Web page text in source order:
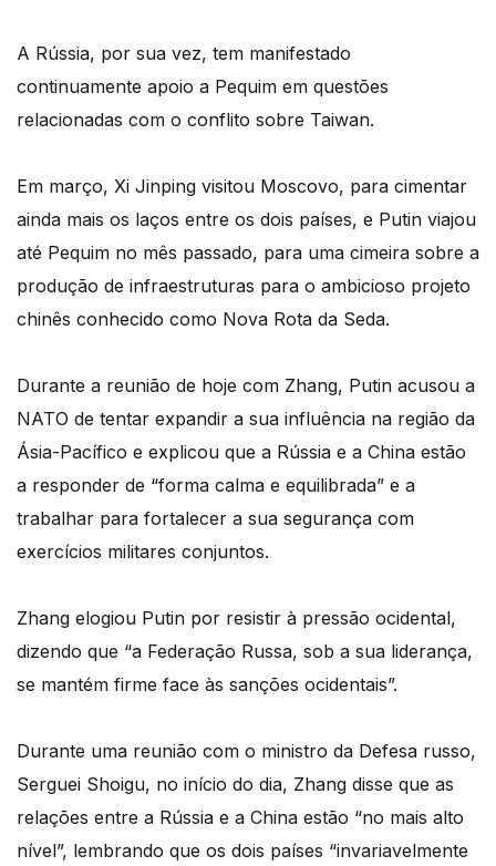
A Rússia, por sua vez, tem manifestado
continuamente apoio a Pequim em questões
relacionadas com o conflito sobre Taiwan.
Em março, Xi Jinping visitou Moscovo, para cimentar
ainda mais os laços entre os dois países, e Putin viajou
até Pequim no mês passado, para uma cimeira sobre a
produção de infraestruturas para o ambicioso projeto
chinês conhecido como Nova Rota da Seda.
Durante a reunião de hoje com Zhang, Putin acusou a
NATO de tentar expandir a sua influência na região da
Ásia-Pacífico e explicou que a Rússia e a China estão
a responder de “forma calma e equilibrada” e a
trabalhar para fortalecer a sua segurança com
exercícios militares conjuntos.
Zhang elogiou Putin por resistir à pressão ocidental,
dizendo que “a Federação Russa, sob a sua liderança,
se mantém firme face às sanções ocidentais”.
Durante uma reunião com o ministro da Defesa russo,
Serguei Shoigu, no início do dia, Zhang disse que as
relações entre a Rússia e a China estão “no mais alto
nível”, lembrando que os dois países “invariavelmente